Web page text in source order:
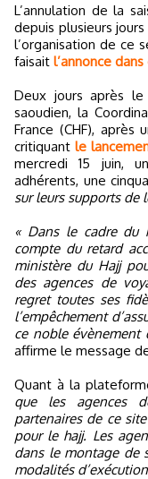
L’annulation de la saison du hajj 1443/2022 avait été actée
depuis plusieurs
l’organisation de ce
faisait l’annonce
Deux jours après
saoudien, la
France (CHF), après
critiquantle
mercredi 15 juin,
adhérents, une
sur leurs supports de
« Dans le cadre du
compte du retard
ministère du Hajj
des agences de
regret toutes ses
l’empêchement
ce noble évènement
affirme le message
Quant à la
que les agences
partenaires de ce
pour le hajj. Les
dans le montage de
modalités